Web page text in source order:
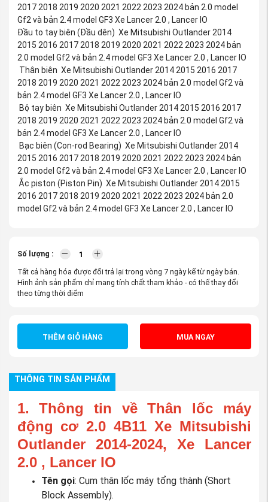
2017 2018 2019 2020 2021 2022 2023 2024 bản 2.0 model
Gf2 và bản 2.4 model GF3 Xe Lancer 2.0 , Lancer IO
Đầu to tay biên (Đầu dên) Xe Mitsubishi Outlander 2014
2015 2016 2017 2018 2019 2020 2021 2022 2023 2024 bản
2.0 model Gf2 và bản 2.4 model GF3 Xe Lancer 2.0 , Lancer IO
Thân biên Xe Mitsubishi Outlander 2014 2015 2016 2017
2018 2019 2020 2021 2022 2023 2024 bản 2.0 model Gf2 và
bản 2.4 model GF3 Xe Lancer 2.0 , Lancer IO
Bộ tay biên Xe Mitsubishi Outlander 2014 2015 2016 2017
2018 2019 2020 2021 2022 2023 2024 bản 2.0 model Gf2 và
bản 2.4 model GF3 Xe Lancer 2.0 , Lancer IO
Bạc biên (Con-rod Bearing) Xe Mitsubishi Outlander 2014
2015 2016 2017 2018 2019 2020 2021 2022 2023 2024 bản
2.0 model Gf2 và bản 2.4 model GF3 Xe Lancer 2.0 , Lancer IO
Ắc piston (Piston Pin) Xe Mitsubishi Outlander 2014 2015
2016 2017 2018 2019 2020 2021 2022 2023 2024 bản 2.0
model Gf2 và bản 2.4 model GF3 Xe Lancer 2.0 , Lancer IO
Số lượng :
Tất cả hàng hóa được đổi trả lại trong vòng 7 ngày kể từ ngày bán.
Hình ảnh sản phẩm chỉ mang tính chất tham khảo - có thể thay đổi
theo từng thời điểm
THÊM GIỎ HÀNG MUA NGAY
THÔNG TIN SẢN PHẨM
1. Thông tin về Thân lốc máy
động cơ 2.0 4B11 Xe Mitsubishi
Outlander 2014-2024, Xe Lancer
2.0 , Lancer IO
Tên gọi: Cụm thân lốc máy tổng thành (Short
Block Assembly).